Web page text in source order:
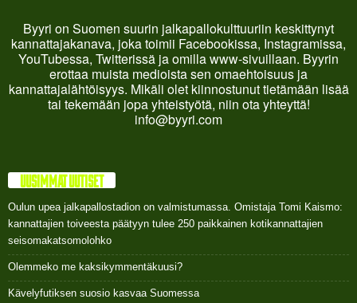
Byyri on Suomen suurin jalkapallokulttuuriin keskittynyt
kannattajakanava, joka toimii Facebookissa, Instagramissa,
YouTubessa, Twitterissä ja omilla www-sivuillaan. Byyrin
erottaa muista medioista sen omaehtoisuus ja
kannattajalähtöisyys. Mikäli olet kiinnostunut tietämään lisää
tai tekemään jopa yhteistyötä, niin ota yhteyttä!
info@byyri.com
UUSIMMAT UUTISET
Oulun upea jalkapallostadion on valmistumassa. Omistaja Tomi Kaismo:
kannattajien toiveesta päätyyn tulee 250 paikkainen kotikannattajien
seisomakatsomolohko
Olemmeko me kaksikymmentäkuusi?
Kävelyfutiksen suosio kasvaa Suomessa